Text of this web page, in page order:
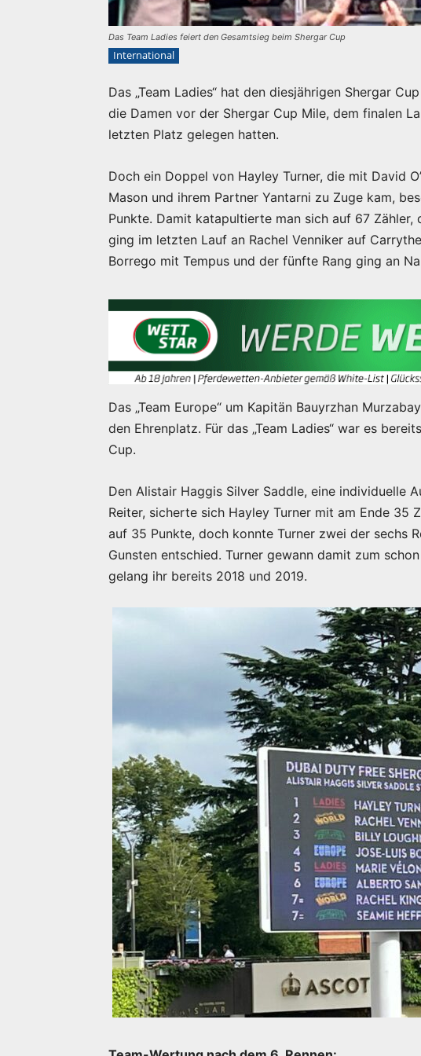
Das Team Ladies feiert den Gesamtsieg beim Shergar Cup
International
Das „Team Ladies“ hat den diesjährigen Shergar
die Damen vor der Shergar Cup Mile, dem finalen
letzten Platz gelegen hatten.
Doch ein Doppel von Hayley Turner, die mit David
Mason und ihrem Partner Yantarni zu Zuge kam,
Punkte. Damit katapultierte man sich auf 67
ging im letzten Lauf an Rachel Venniker auf
Borrego mit Tempus und der fünfte Rang ging an
Das „Team Europe“ um Kapitän Bauyrzhan
den Ehrenplatz. Für das „Team Ladies“ war es
Cup.
Den Alistair Haggis Silver Saddle, eine individuelle
Reiter, sicherte sich Hayley Turner mit am Ende 35
auf 35 Punkte, doch konnte Turner zwei der sechs
Gunsten entschied. Turner gewann damit zum
gelang ihr bereits 2018 und 2019.